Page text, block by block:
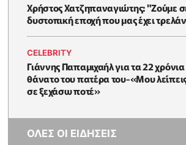
Χρήστος Χατζηπαναγιώτης: "Ζούμε
δυστοπική εποχή που μας έχει
CELEBRITY
Γιάννης Παπαμιχαήλ για τα 22
θάνατο του πατέρα του-«Μου
σε ξεχάσω ποτέ»
ΟΛΕΣ ΟΙ ΕΙΔΗΣΕΙΣ